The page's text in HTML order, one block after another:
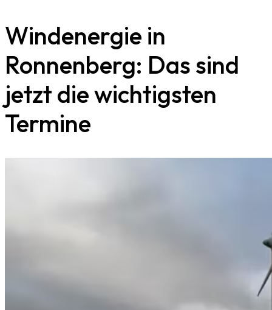
Windenergie in
Ronnenberg: Das sind
jetzt die wichtigsten
Termine